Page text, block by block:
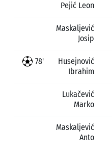
Pejić Leon
Maskaljević
Josip
78'
Husejnović
Ibrahim
Lukačević
Marko
Maskaljević
Anto